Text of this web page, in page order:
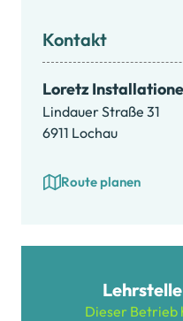
Kontakt
Loretz
Lindauer Straße 31
6911 Lochau
Route planen
Dieser Betrieb